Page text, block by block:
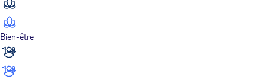
Bien-être